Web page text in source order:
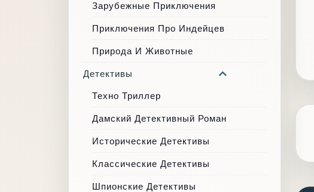
Зарубежные Приключения
Приключения Про Индейцев
Природа И Животные
Детективы
Техно Триллер
Дамский Детективный Роман
Исторические Детективы
Классические Детективы
Шпионские Детективы